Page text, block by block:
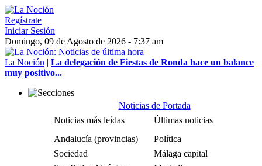
Regístrate
Iniciar Sesión
Domingo, 09 de Agosto de 2026 - 7:37 am
La Noción | La delegación de Fiestas de Ronda hace un balance
muy positivo...
Noticias de Portada
Noticias más leídas
Últimas noticias
Andalucía (provincias)
Política
Sociedad
Málaga capital